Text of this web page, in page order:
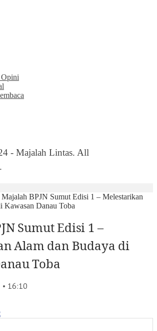
- Majalah Lintas. All
Majalah BPJN Sumut Edisi 1 – Melestarikan
Kawasan Danau Toba
Sumut Edisi 1 –
Alam dan Budaya di
Toba
16:10